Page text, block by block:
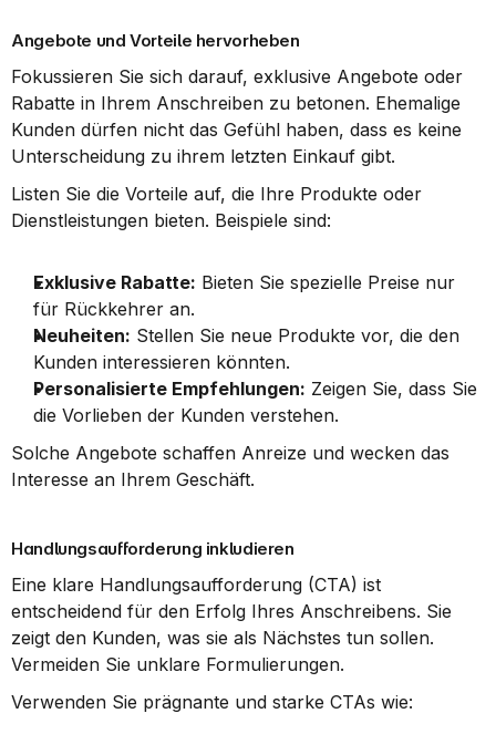
Angebote und Vorteile hervorheben
Fokussieren Sie sich darauf, exklusive Angebote oder
Rabatte in Ihrem Anschreiben zu betonen. Ehemalige
Kunden dürfen nicht das Gefühl haben, dass es keine
Unterscheidung zu ihrem letzten Einkauf gibt.
Listen Sie die Vorteile auf, die Ihre Produkte oder
Dienstleistungen bieten. Beispiele sind:
Exklusive Rabatte: Bieten Sie spezielle Preise nur
für Rückkehrer an.
Neuheiten: Stellen Sie neue Produkte vor, die den
Kunden interessieren könnten.
Personalisierte Empfehlungen: Zeigen Sie, dass Sie
die Vorlieben der Kunden verstehen.
Solche Angebote schaffen Anreize und wecken das
Interesse an Ihrem Geschäft.
Handlungsaufforderung inkludieren
Eine klare Handlungsaufforderung (CTA) ist
entscheidend für den Erfolg Ihres Anschreibens. Sie
zeigt den Kunden, was sie als Nächstes tun sollen.
Vermeiden Sie unklare Formulierungen.
Verwenden Sie prägnante und starke CTAs wie: